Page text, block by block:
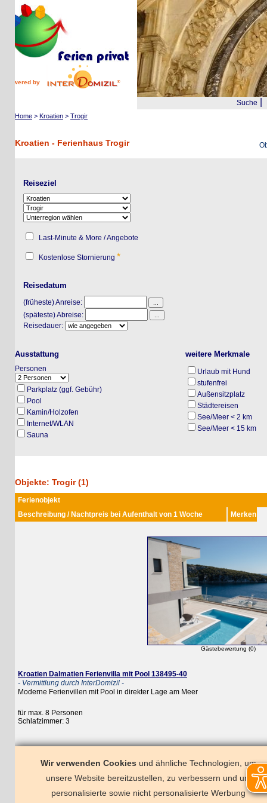
by
Suche|
Home>Kroatien>Trogir
Kroatien - Ferienhaus Trogir
Reiseziel
Last-Minute & More / Angebote
Kostenlose Stornierung*
Reisedatum
(früheste) Anreise:
(späteste) Abreise:
Reisedauer:
Ausstattung
Personen
Parkplatz (ggf. Gebühr)
Pool
Kamin/Holzofen
Internet/WLAN
Sauna
weitere Merkmale
Urlaub mit Hund
stufenfrei
Außensitzplatz
Städtereisen
See/Meer < 2 km
See/Meer < 15 km
Objekte: Trogir (1)
Ferienobjekt
Beschreibung / Nachtpreis bei Aufenthalt von 1 Woche
Merken
Gästebewertung (0)
Kroatien Dalmatien Ferienvilla mit Pool 138495-40
- Vermittlung durch InterDomizil -
Moderne Ferienvillen mit Pool in direkter Lage am Meer
für max. 8 Personen
Schlafzimmer: 3
Wir verwenden Cookies und ähnliche Technologien, um
unsere Website bereitzustellen, zu verbessern und um
personalisierte sowie nicht personalisierte Werbung